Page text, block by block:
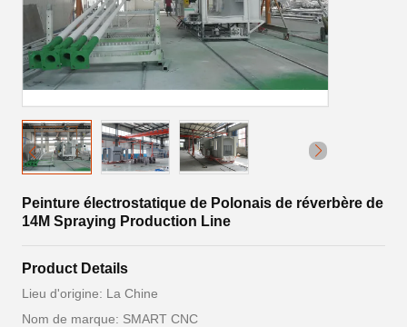
Peinture électrostatique de Polonais de réverbère de
14M Spraying Production Line
Product Details
Lieu d'origine: La Chine
Nom de marque: SMART CNC